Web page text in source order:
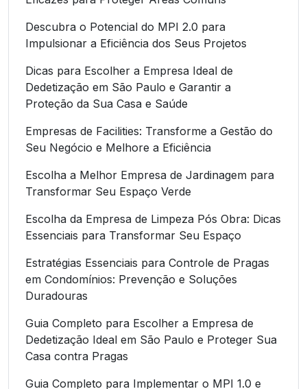
Descubra o Potencial do MPI 2.0 para
Impulsionar a Eficiência dos Seus Projetos
Dicas para Escolher a Empresa Ideal de
Dedetização em São Paulo e Garantir a
Proteção da Sua Casa e Saúde
Empresas de Facilities: Transforme a Gestão do
Seu Negócio e Melhore a Eficiência
Escolha a Melhor Empresa de Jardinagem para
Transformar Seu Espaço Verde
Escolha da Empresa de Limpeza Pós Obra: Dicas
Essenciais para Transformar Seu Espaço
Estratégias Essenciais para Controle de Pragas
em Condomínios: Prevenção e Soluções
Duradouras
Guia Completo para Escolher a Empresa de
Dedetização Ideal em São Paulo e Proteger Sua
Casa contra Pragas
Guia Completo para Implementar o MPI 1.0 e